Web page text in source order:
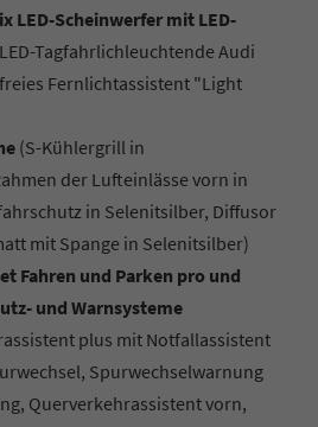
LED-Scheinwerfer mit LED-
Tagfahrlichleuchtende Audi
Fernlichtassistent "Light
(S-Kühlergrill in
der Lufteinlässe vorn in
in Selenitsilber, Diffusor
mit Spange in Selenitsilber)
Fahren und Parken pro und
und Warnsysteme
plus mit Notfallassistent
Spurwechselwarnung
Querverkehrassistent vorn,